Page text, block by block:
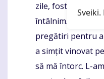
zile, fosta mea m-
întâlnim. Am fost
pregătiri pentru
a simțit vinovat
să mă întorc. L-